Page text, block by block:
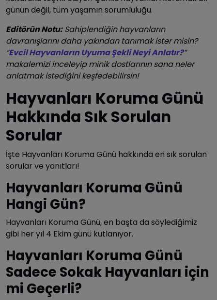
günün değil, tüm yaşamın sorumluluğu.
Editörün Notu:Sahiplendiğin hayvanların
davranışlarını daha yakından tanımak ister misin?
“Evcil Hayvanların Uyuma Şekli Neyi Anlatır?”
makalemizi inceleyip minik dostlarının sana neler
anlatmak istediğini keşfedebilirsin!
Hayvanları Koruma Günü
Hakkında Sık Sorulan
Sorular
İşte Hayvanları Koruma Günü hakkında en sık sorulan
sorular ve yanıtları!
Hayvanları Koruma Günü
Hangi Gün?
Hayvanları Koruma Günü, en başta da söylediğimiz
gibi her yıl 4 Ekim günü kutlanıyor.
Hayvanları Koruma Günü
Sadece Sokak Hayvanları için
mi Geçerli?